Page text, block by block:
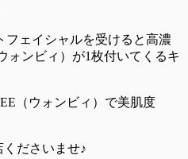
フェイシャルを受けると高濃
ォンビィ）が1枚付いてくるキ
（ウォンビィ）で美肌度
ださいませ♪